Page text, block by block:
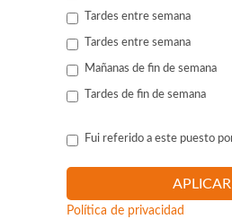
Tardes entre semana
Tardes entre semana
Mañanas de fin de semana
Tardes de fin de semana
Fui referido a este puesto
Política de privacidad